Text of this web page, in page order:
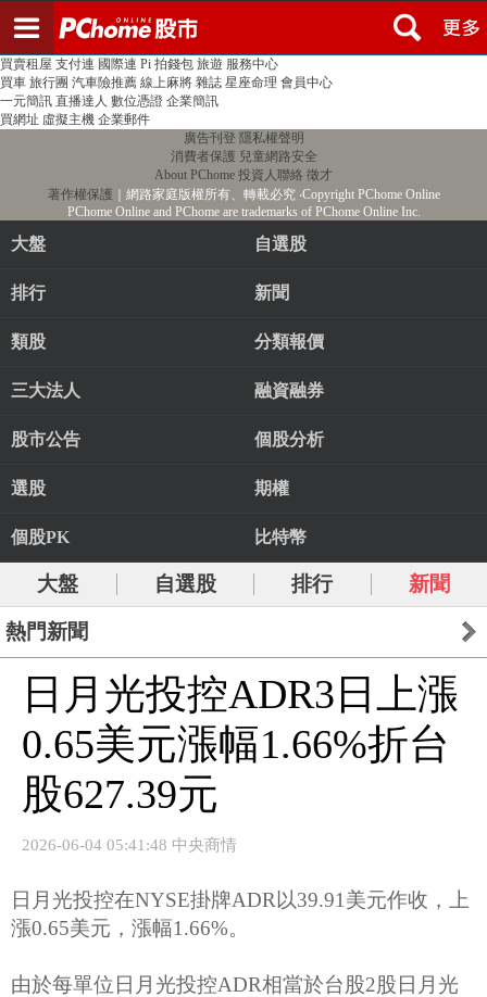
PChome首頁 線上購物 24h購物 書店
買賣租屋 支付連 國際連 Pi 拍錢包 旅遊 服務中心
買車 旅行團 汽車險推薦 線上麻將 雜誌 星座命理 會員中心
一元簡訊 直播達人 數位憑證 企業簡訊
買網址 虛擬主機 企業郵件
廣告刊登 隱私權聲明
消費者保護 兒童網路安全
About PChome 投資人聯絡 徵才
著作權保護 ｜網路家庭版權所有、轉載必究‧Copyright PChome Online
PChome Online and PChome are trademarks of PChome Online Inc.
大盤 自選股
排行 新聞
類股 分類報價
三大法人 融資融券
股市公告 個股分析
選股 期權
個股PK 比特幣
大盤 自選股 排行 新聞
熱門新聞
日月光投控ADR3日上漲
0.65美元漲幅1.66%折台
股627.39元
2026-06-04 05:41:48 中央商情
日月光投控在NYSE掛牌ADR以39.91美元作收，上
漲0.65美元，漲幅1.66%。
由於每單位日月光投控ADR相當於台股2股日月光